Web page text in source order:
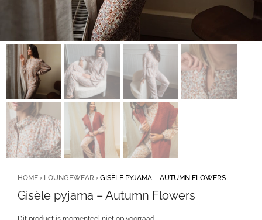
HOME › LOUNGEWEAR › GISÈLE PYJAMA – AUTUMN FLOWERS
Gisèle pyjama – Autumn Flowers